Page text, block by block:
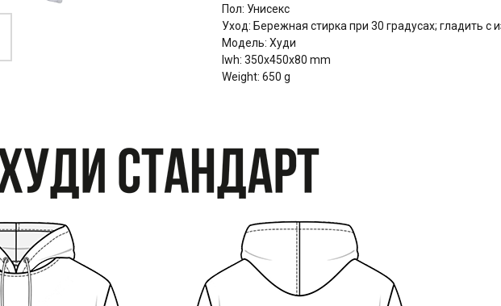
Пол: Унисекс
Уход: Бережная стирка при 30 градусах; гладить с
Модель: Худи
lwh: 350x450x80 mm
Weight: 650 g